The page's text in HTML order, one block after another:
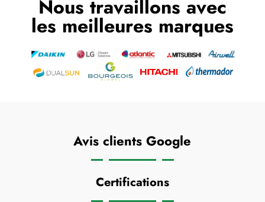
Nous travaillons avec
les meilleures marques
Avis clients Google
Certifications